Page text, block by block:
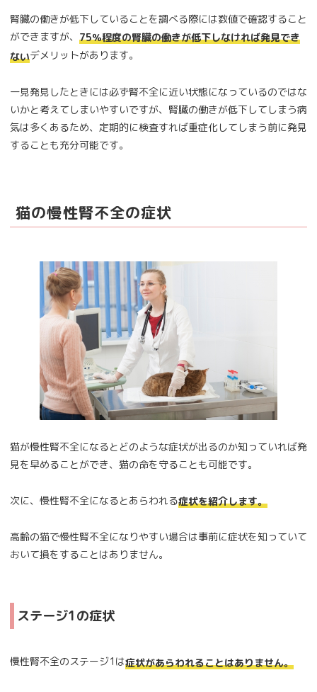
腎臓の働きが低下していることを調べる際には数値で確認すること
ができますが、 75％程度の腎臓の働きが低下しなければ発見でき
ないデメリットがあります。
一見発見したときには必ず腎不全に近い状態になっているのではな
いかと考えてしまいやすいですが、腎臓の働きが低下してしまう病
気は多くあるため、定期的に検査すれば重症化してしまう前に発見
することも充分可能です。
猫の慢性腎不全の症状
猫が慢性腎不全になるとどのような症状が出るのか知っていれば発
見を早めることができ、猫の命を守ることも可能です。
次に、慢性腎不全になるとあらわれる症状を紹介します。
高齢の猫で慢性腎不全になりやすい場合は事前に症状を知っていて
おいて損をすることはありません。
ステージ1の症状
慢性腎不全のステージ1は症状があらわれることはありません。